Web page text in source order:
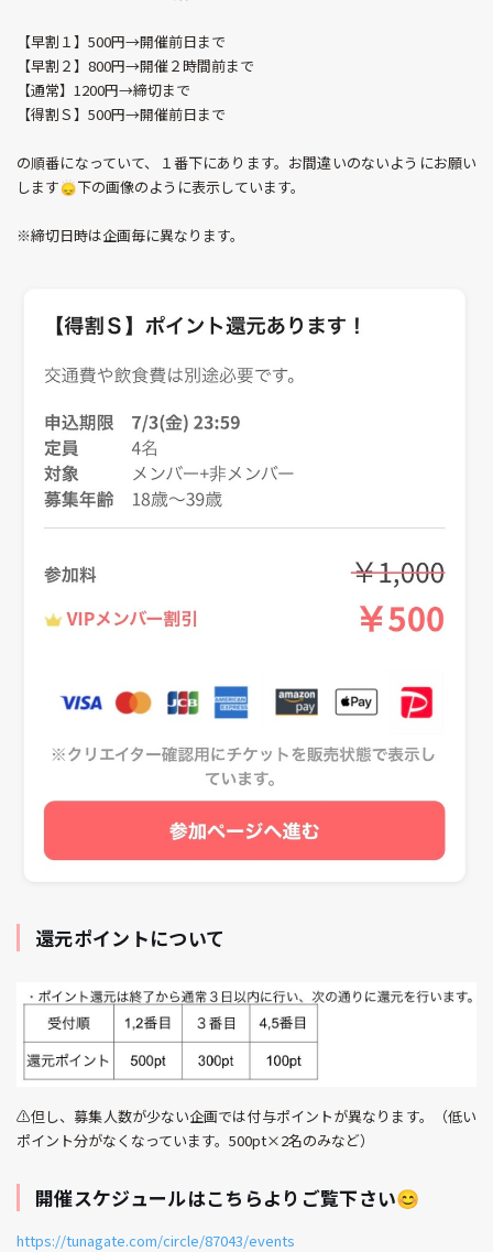
【早割１】500円→開催前日まで
【早割２】800円→開催２時間前まで
【通常】1200円→締切まで
【得割Ｓ】500円→開催前日まで
の順番になっていて、１番下にあります。お間違いのないようにお願い
します🙂‍↕️下の画像のように表示しています。
※締切日時は企画毎に異なります。
還元ポイントについて
⚠️但し、募集人数が少ない企画では付与ポイントが異なります。（低い
ポイント分がなくなっています。500pt×2名のみなど）
開催スケジュールはこちらよりご覧下さい😊
https://tunagate.com/circle/87043/events